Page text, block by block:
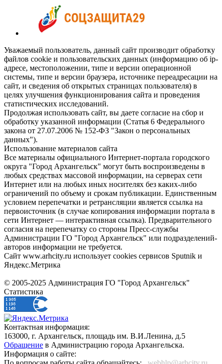
Уважаемый пользователь, данный сайт производит обработку
файлов cookie и пользовательских данных (информацию об ip-
адресе, местоположении, типе и версии операционной
системы, типе и версии браузера, источнике переадресации на
сайт, и сведения об открытых страницах пользователя) в
целях улучшения функционирования сайта и проведения
статистических исследований.
Продолжая использовать сайт, вы даете согласие на сбор и
обработку указанной информации (Статья 6 Федерального
закона от 27.07.2006 № 152-ФЗ "Закон о персональных
данных").
Использование материалов сайта
Все материалы официального Интернет-портала городского
округа "Город Архангельск" могут быть воспроизведены в
любых средствах массовой информации, на серверах сети
Интернет или на любых иных носителях без каких-либо
ограничений по объему и срокам публикации. Единственным
условием перепечатки и ретрансляции является ссылка на
первоисточник (в случае копирования информации портала в
сети Интернет — интерактивная ссылка). Предварительного
согласия на перепечатку со стороны Пресс-службы
Администрации ГО "Город Архангельск" или подразделений-
авторов информации не требуется.
Сайт www.arhcity.ru использует cookies сервисов Sputnik и
Яндекс.Метрика
© 2005-2025 Администрация ГО "Город Архангельск"
Статистика
Контактная информация:
163000, г. Архангельск, площадь им. В.И.Ленина, д.5
Обращение в Администрацию города Архангельска.
Информация о сайте: